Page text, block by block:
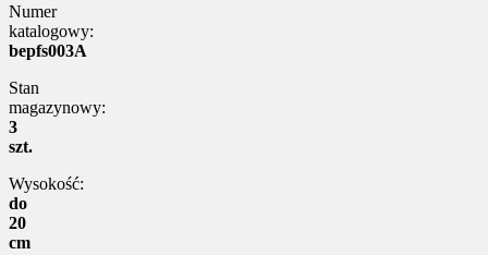
Numer
katalogowy:
bepfs003A
Stan
magazynowy:
3
szt.
Wysokość:
do
20
cm